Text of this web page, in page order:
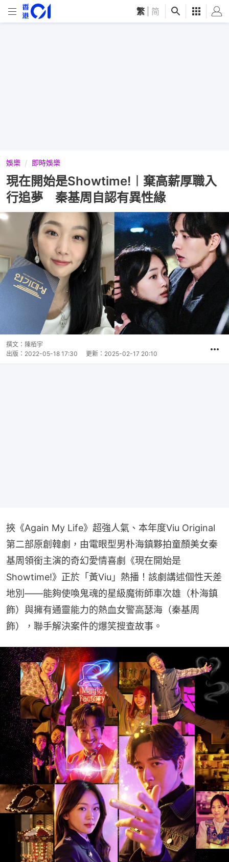
繁 简
娛樂 即時娛樂
現在開始是Showtime!︱棄高薪厚職入
行追夢 秦基周自認有異性緣
撰文： 陳栢宇
出版： 2022-05-18 17:30 更新： 2025-02-17 20:10
挾《Again My Life》超強人氣、本年度Viu Original
第二部原創韓劇，由電眼型男朴海鎮夥拍童顏美女秦
基周領銜主演的奇幻愛情喜劇《現在開始是
Showtime!》正於「黃Viu」熱播！該劇講述個性天差
地別——能夠使喚鬼魂的星級魔術師車次雄（朴海鎮
飾）與擁有通靈能力的熱血女警高瑟海（秦基周
飾），聯手解決案件的爆笑搜查故事。